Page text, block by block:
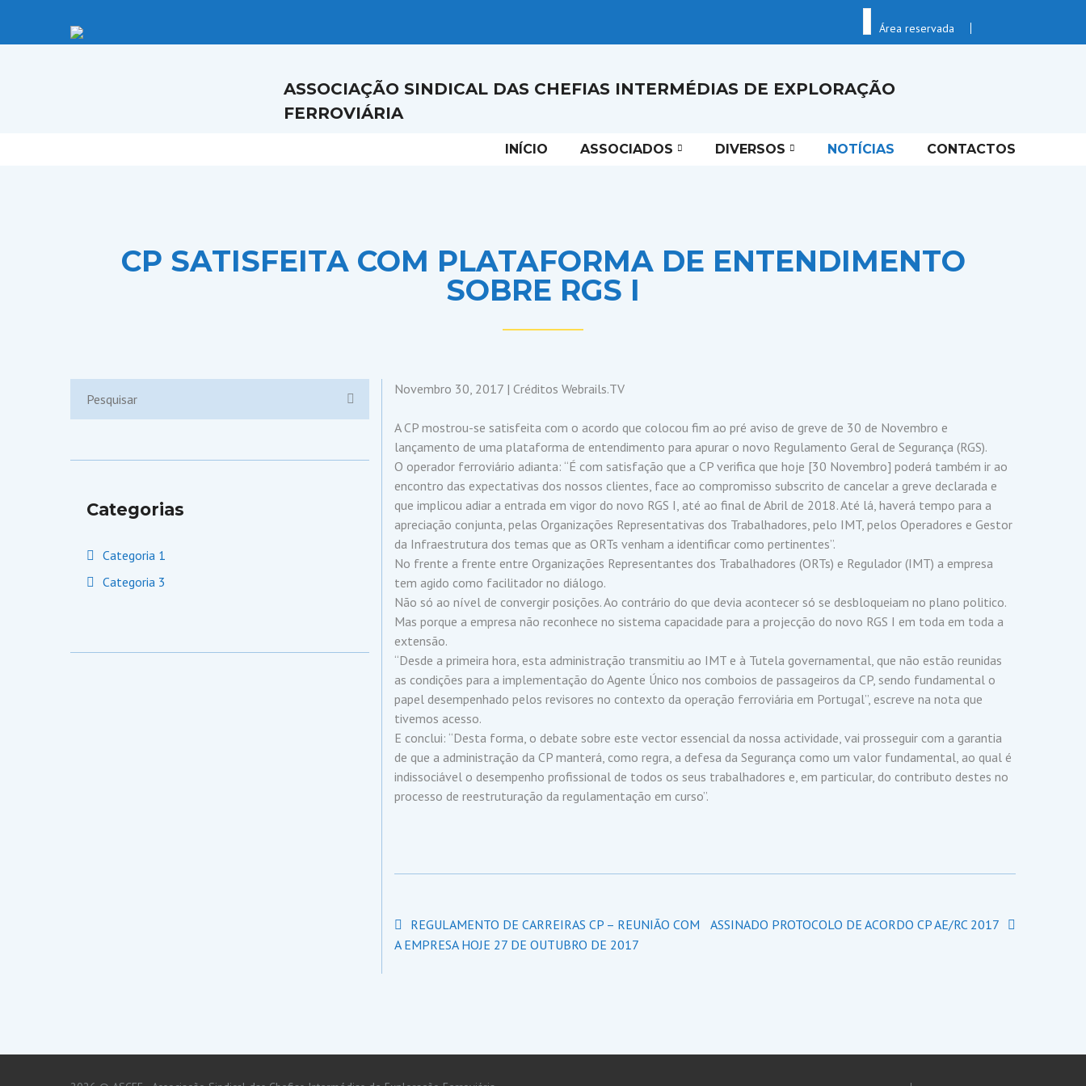
content
Área reservada
ASSOCIAÇÃO SINDICAL DAS CHEFIAS INTERMÉDIAS DE EXPLORAÇÃO
FERROVIÁRIA
INÍCIO ASSOCIADOS DIVERSOS NOTÍCIAS CONTACTOS
CP SATISFEITA COM PLATAFORMA DE ENTENDIMENTO
SOBRE RGS I
for:
Categorias
Categoria 1
Categoria 3
Novembro 30, 2017 | Créditos Webrails.TV
A CP mostrou-se satisfeita com o acordo que colocou fim ao pré aviso de greve de 30 de Novembro e
lançamento de uma plataforma de entendimento para apurar o novo Regulamento Geral de Segurança (RGS).
O operador ferroviário adianta: “É com satisfação que a CP verifica que hoje [30 Novembro] poderá também ir ao
encontro das expectativas dos nossos clientes, face ao compromisso subscrito de cancelar a greve declarada e
que implicou adiar a entrada em vigor do novo RGS I, até ao final de Abril de 2018. Até lá, haverá tempo para a
apreciação conjunta, pelas Organizações Representativas dos Trabalhadores, pelo IMT, pelos Operadores e Gestor
da Infraestrutura dos temas que as ORTs venham a identificar como pertinentes”.
No frente a frente entre Organizações Representantes dos Trabalhadores (ORTs) e Regulador (IMT) a empresa
tem agido como facilitador no diálogo.
Não só ao nível de convergir posições. Ao contrário do que devia acontecer só se desbloqueiam no plano politico.
Mas porque a empresa não reconhece no sistema capacidade para a projecção do novo RGS I em toda em toda a
extensão.
“Desde a primeira hora, esta administração transmitiu ao IMT e à Tutela governamental, que não estão reunidas
as condições para a implementação do Agente Único nos comboios de passageiros da CP, sendo fundamental o
papel desempenhado pelos revisores no contexto da operação ferroviária em Portugal”, escreve na nota que
tivemos acesso.
E conclui: “Desta forma, o debate sobre este vector essencial da nossa actividade, vai prosseguir com a garantia
de que a administração da CP manterá, como regra, a defesa da Segurança como um valor fundamental, ao qual é
indissociável o desempenho profissional de todos os seus trabalhadores e, em particular, do contributo destes no
processo de reestruturação da regulamentação em curso”.
Navegação
de
REGULAMENTO DE CARREIRAS CP – REUNIÃO COM
A EMPRESA HOJE 27 DE OUTUBRO DE 2017
ASSINADO PROTOCOLO DE ACORDO CP AE/RC 2017